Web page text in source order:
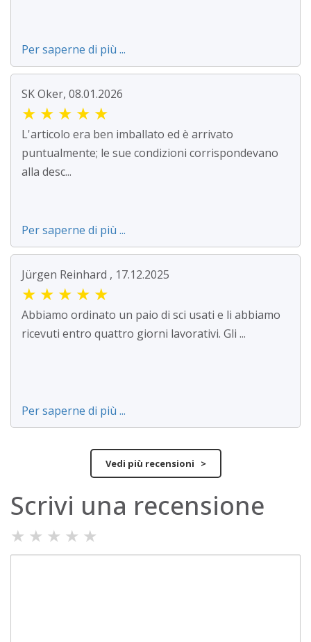
Per saperne di più ...
SK Oker, 08.01.2026
★ ★ ★ ★ ★
L'articolo era ben imballato ed è arrivato
puntualmente; le sue condizioni corrispondevano
alla desc...
Per saperne di più ...
Jürgen Reinhard , 17.12.2025
★ ★ ★ ★ ★
Abbiamo ordinato un paio di sci usati e li abbiamo
ricevuti entro quattro giorni lavorativi. Gli ...
Per saperne di più ...
Vedi più recensioni >
Scrivi una recensione
★ ★ ★ ★ ★